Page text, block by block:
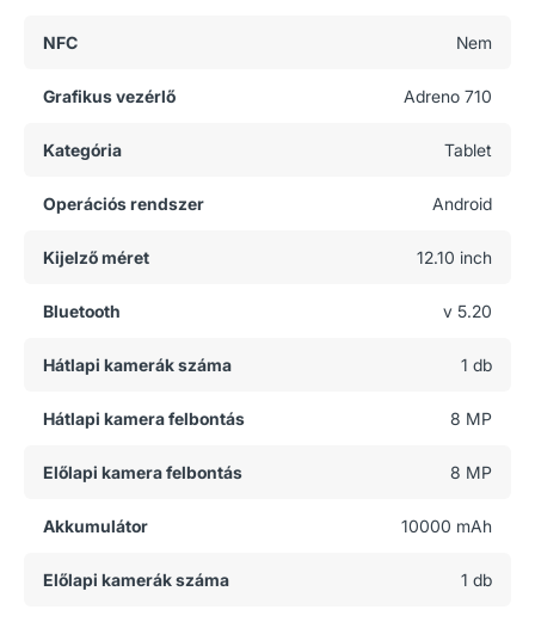
NFC Nem
Grafikus vezérlő Adreno 710
Kategória Tablet
Operációs rendszer Android
Kijelző méret 12.10 inch
Bluetooth v 5.20
Hátlapi kamerák száma 1 db
Hátlapi kamera felbontás 8 MP
Előlapi kamera felbontás 8 MP
Akkumulátor 10000 mAh
Előlapi kamerák száma 1 db